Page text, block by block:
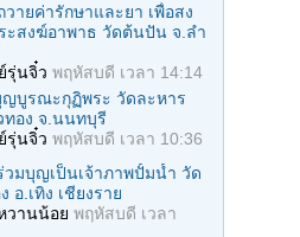
ายค่ารักษาและยา เพื่อสง
ะสงฆ์อาพาธ วัดต้นปัน จ.ลํา
รุ่นจิ๋ว พฤหัสบดี เวลา 14:14
บูรณะกุฏิพระ วัดละหาร
ทอง จ.นนทบุรี
รุ่นจิ๋ว พฤหัสบดี เวลา 10:36
มบุญเป็นเจ้าภาพปั้มน้ำ วัด
อ.เทิง เชียงราย
วานน้อย พฤหัสบดี เวลา